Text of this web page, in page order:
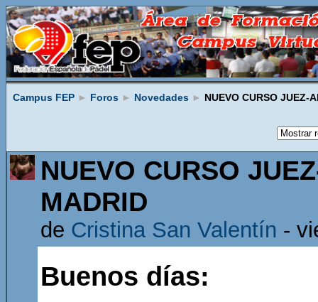
Campus FEP ► Foros ► Novedades ► NUEVO CURSO JUEZ-
NUEVO CURSO
MADRID
de Cristina San Valentín -
Buenos días: